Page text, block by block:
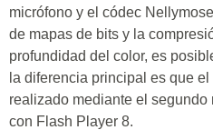
micrófono y el códec
de mapas de bits y la
profundidad del color, es
la diferencia principal es que
realizado mediante el
con Flash Player 8.